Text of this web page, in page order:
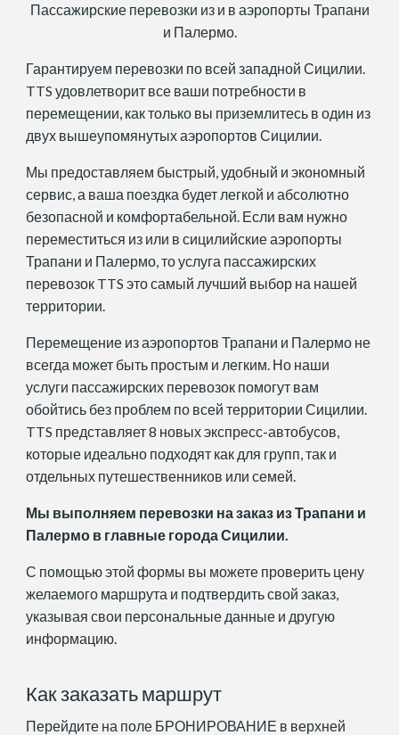
Пассажирские перевозки из и в аэропорты Трапани
и Палермо.
Гарантируем перевозки по всей западной Сицилии.
TTS удовлетворит все ваши потребности в
перемещении, как только вы приземлитесь в один из
двух вышеупомянутых аэропортов Сицилии.
Мы предоставляем быстрый, удобный и экономный
сервис, а ваша поездка будет легкой и абсолютно
безопасной и комфортабельной. Если вам нужно
переместиться из или в сицилийские аэропорты
Трапани и Палермо, то услуга пассажирских
перевозок TTS это самый лучший выбор на нашей
территории.
Перемещение из аэропортов Трапани и Палермо не
всегда может быть простым и легким. Но наши
услуги пассажирских перевозок помогут вам
обойтись без проблем по всей территории Сицилии.
TTS представляет 8 новых экспресс-автобусов,
которые идеально подходят как для групп, так и
отдельных путешественников или семей.
Мы выполняем перевозки на заказ из Трапани и
Палермо в главные города Сицилии.
С помощью этой формы вы можете проверить цену
желаемого маршрута и подтвердить свой заказ,
указывая свои персональные данные и другую
информацию.
Как заказать маршрут
Перейдите на поле БРОНИРОВАНИЕ в верхней